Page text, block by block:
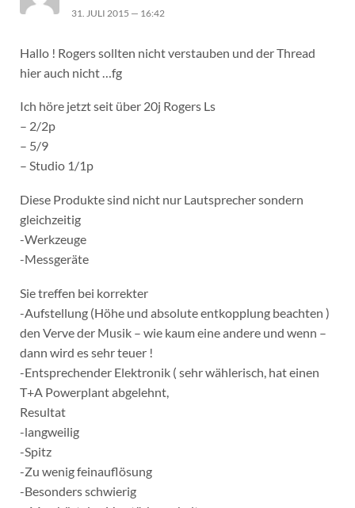
31. JULI 2015 — 16:42
Hallo ! Rogers sollten nicht verstauben und der Thread
hier auch nicht …fg
Ich höre jetzt seit über 20j Rogers Ls
– 2/2p
– 5/9
– Studio 1/1p
Diese Produkte sind nicht nur Lautsprecher sondern
gleichzeitig
-Werkzeuge
-Messgeräte
Sie treffen bei korrekter
-Aufstellung (Höhe und absolute entkopplung beachten )
den Verve der Musik – wie kaum eine andere und wenn –
dann wird es sehr teuer !
-Entsprechender Elektronik ( sehr wählerisch, hat einen
T+A Powerplant abgelehnt,
Resultat
-langweilig
-Spitz
-Zu wenig feinauflösung
-Besonders schwierig